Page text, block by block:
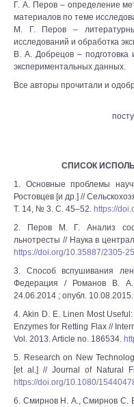
Г. А. Перов – определение
материалов по теме
М. Г. Перов –
исследований и обработка
В. А. Добрецов – подготовка
экспериментальных данных.
Все авторы прочитали и
СПИСОК
1. Основные проблемы
Ростовцев [и др.] //
Т. 14, № 3. С. 45–52. https://
2. Перов М. Г. Анализ
льнотресты // Наука в
https://doi.org/10.35887/2305-
3. Способ вспушивания
Федерация / Романов В.
24.06.2014 ; опубл.
4. Akin D. E. Linen Most
Enzymes for Retting Flax //
Vol. 2013. Article no. 186534.
5. Research on New
[et al.] // Journal of Natural
https://doi.org/10.1080/
6. Смирнов Н. А., Смирнов С.